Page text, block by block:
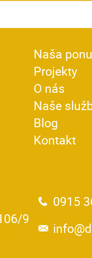
Naša
Projekty
O nás
Naše
Blog
Kontakt
9
0915